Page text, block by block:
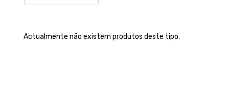
EMPRESA
Actualmente não existem produtos deste tipo.